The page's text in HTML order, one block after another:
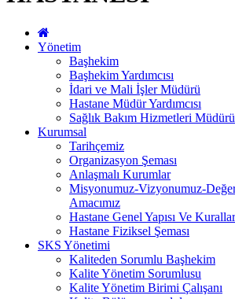
Yönetim
Başhekim
Başhekim Yardımcısı
İdari ve Mali İşler Müdürü
Hastane Müdür Yardımcısı
Sağlık Bakım Hizmetleri Müdürü
Kurumsal
Tarihçemiz
Organizasyon Şeması
Anlaşmalı Kurumlar
Misyonumuz-Vizyonumuz-
Amacımız
Hastane Genel Yapısı Ve
Hastane Fiziksel Şeması
SKS Yönetimi
Kaliteden Sorumlu Başhekim
Kalite Yönetim Sorumlusu
Kalite Yönetim Birimi Çalışanı